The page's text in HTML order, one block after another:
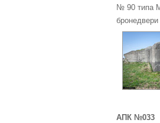
№ 90 типа
бронедвери
АПК №033